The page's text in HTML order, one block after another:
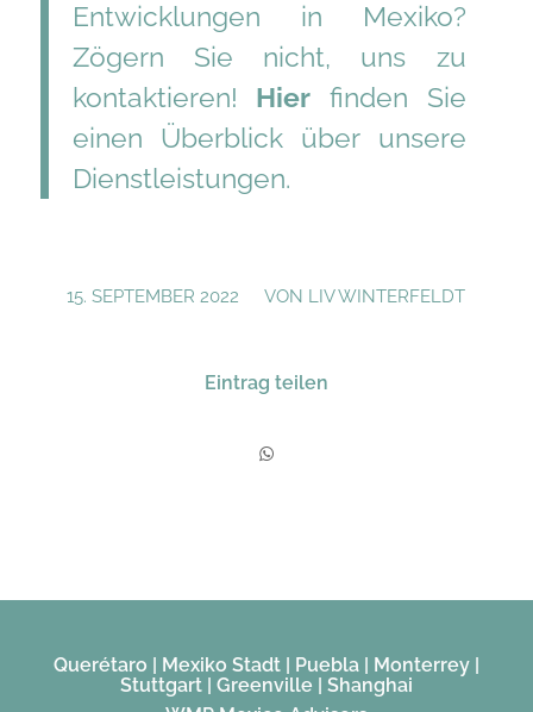
Entwicklungen in Mexiko?
Zögern Sie nicht, uns zu
kontaktieren! Hier finden Sie
einen Überblick über unsere
Dienstleistungen.
15. SEPTEMBER 2022
/ VON LIV WINTERFELDT
Eintrag teilen
Querétaro | Mexiko Stadt | Puebla | Monterrey |
Stuttgart | Greenville | Shanghai